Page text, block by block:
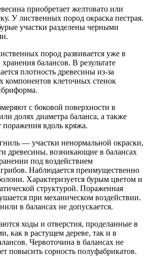
приобретает желтовато или
У лиственных пород окраска пестрая.
участки разделены черными
пород развивается уже в
балансов. В результате
плотность древесины из-за
компонентов клеточных стенок
с боковой поверхности в
долях диаметра баланса, а также
вдоль кряжа.
— участки ненормальной окраски,
древесины, возникающие в балансах
под воздействием
Наблюдается преимущественно
Характеризуется бурым цветом и
структурой. Пораженная
при механическом воздействии.
в балансах не допускается.
ходы и отверстия, проделанные в
как в растущем дереве, так и в
Червоточина в балансах не
повысить сорность полуфабрикатов.